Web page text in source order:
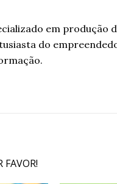
em produção
do
FAVOR!